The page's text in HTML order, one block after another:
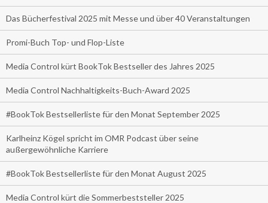
Das Bücherfestival 2025 mit Messe und über 40 Veranstaltungen
Promi-Buch Top- und Flop-Liste
Media Control kürt BookTok Bestseller des Jahres 2025
Media Control Nachhaltigkeits-Buch-Award 2025
#BookTok Bestsellerliste für den Monat September 2025
Karlheinz Kögel spricht im OMR Podcast über seine
außergewöhnliche Karriere
#BookTok Bestsellerliste für den Monat August 2025
Media Control kürt die Sommerbeststeller 2025